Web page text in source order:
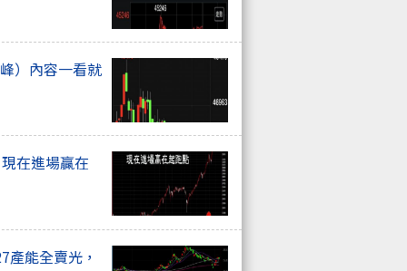
）內容一看就
在進場贏在
產能全賣光，